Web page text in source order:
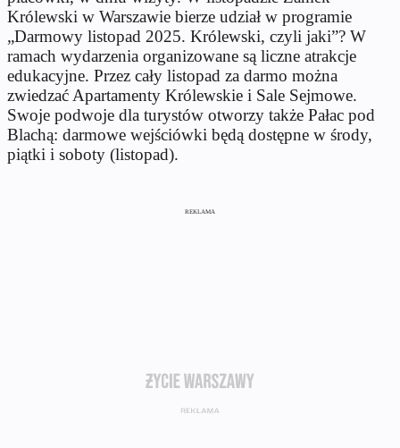
Królewski w Warszawie bierze udział w programie
„Darmowy listopad 2025. Królewski, czyli jaki”? W
ramach wydarzenia organizowane są liczne atrakcje
edukacyjne. Przez cały listopad za darmo można
zwiedzać Apartamenty Królewskie i Sale Sejmowe.
Swoje podwoje dla turystów otworzy także Pałac pod
Blachą: darmowe wejściówki będą dostępne w środy,
piątki i soboty (listopad).
REKLAMA